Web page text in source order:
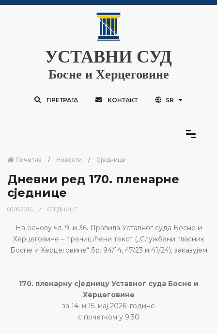
УСТАВНИ СУД
Босне и Херцеговине
ПРЕТРАГА КОНТАКТ SR
Почетна Новости Сједнице
Дневни ред 170. пленарне
сједнице
06.05.2026. СЈЕДНИЦЕ
На основу чл. 9. и 36. Правила Уставног суда Босне и
Херцеговине – пречишћени текст („Службени гласник
Босне и Херцеговине“ бр. 94/14, 47/23 и 41/24), заказујем
170. пленарну сједницу Уставног суда Босне и
Херцеговине
за 14. и 15. мај 2026. године
с почетком у 9.30